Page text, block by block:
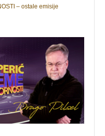
– ostale emisije